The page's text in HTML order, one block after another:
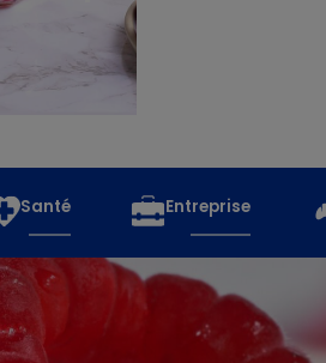
Santé Entreprise